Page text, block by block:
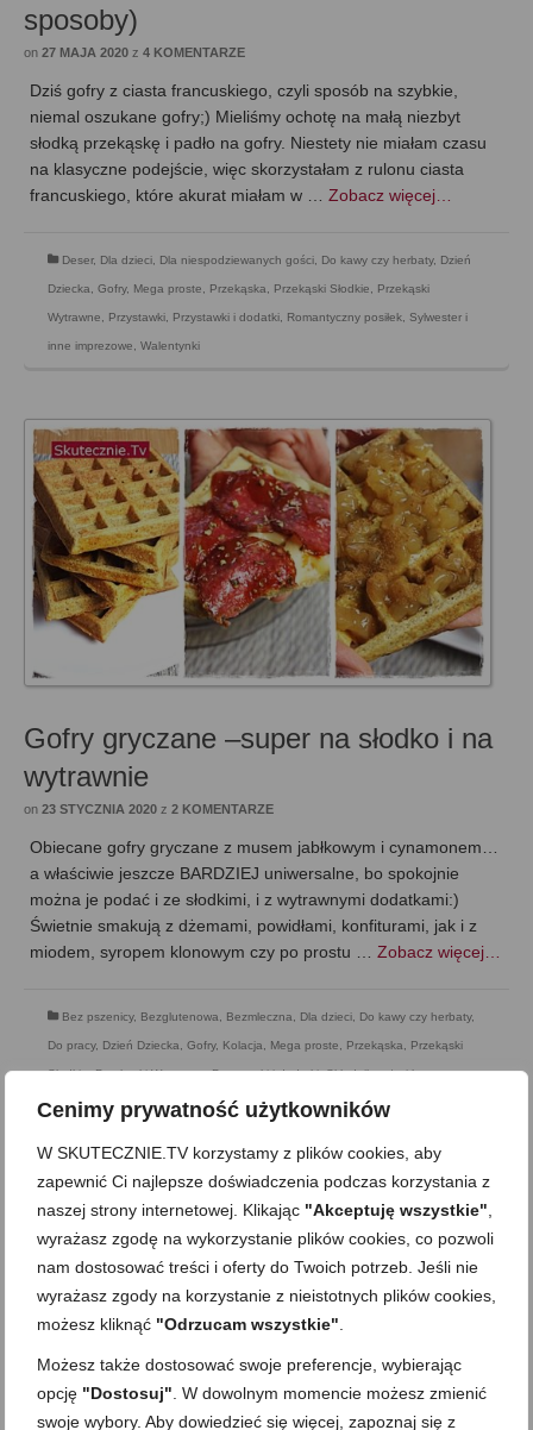
Cenimy prywatność użytkowników
W SKUTECZNIE.TV korzystamy z plików cookies, aby
zapewnić Ci najlepsze doświadczenia podczas korzystania z
naszej strony internetowej. Klikając "Akceptuję wszystkie"
wyrażasz zgodę na wykorzystanie plików cookies, co pozwoli
nam dostosować treści i oferty do Twoich potrzeb. Jeśli nie
wyrażasz zgody na korzystanie z nieistotnych plików cookies,
możesz kliknąć "Odrzucam wszystkie"
Możesz także dostosować swoje preferencje, wybierając
opcję "Dostosuj" . W dowolnym momencie możesz zmienić
swoje wybory. Aby dowiedzieć się więcej, zapoznaj się z
sposoby)
on 27 MAJA 2020 z 4 KOMENTARZE
Dziś gofry z ciasta francuskiego, czyli sposób na szybkie,
niemal oszukane gofry;) Mieliśmy ochotę na małą niezbyt
słodką przekąskę i padło na gofry. Niestety nie miałam czasu
na klasyczne podejście, więc skorzystałam z rulonu ciasta
francuskiego, które akurat miałam w … Zobacz więcej…
Deser, Dla dzieci Dla niespodziewanych gości Do kawy czy herbaty, Dzień
Dziecka Gofry, Mega proste Przekąska Przekąski Słodkie Przekąski
Wytrawne Przystawki Przystawki i dodatki Romantyczny posiłek Sylwester i
inne imprezowe Walentynki
Gofry gryczane –super na słodko i na
wytrawnie
on 23 STYCZNIA 2020 z 2 KOMENTARZE
Obiecane gofry gryczane z musem jabłkowym i cynamonem…
a właściwie jeszcze BARDZIEJ uniwersalne, bo spokojnie
można je podać i ze słodkimi, i z wytrawnymi dodatkami:)
Świetnie smakują z dżemami, powidłami, konfiturami, jak i z
miodem, syropem klonowym czy po prostu … Zobacz więcej…
Bez pszenicy, Bezglutenowa, Bezmleczna, Dla dzieci, Do kawy czy herbaty,
Do pracy, Dzień Dziecka, Gofry, Kolacja, Mega proste, Przekąska, Przekąski
Słodkie,Przekąski Wytrawne,Przystawki i dodatki,Składnik: ryże i kasze,
Śniadania, Śniadanie,Wegetariańska,Zdrowe jedzenie